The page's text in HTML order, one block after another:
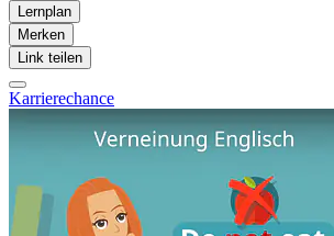
Lernplan
Merken
Link teilen
Karrierechance